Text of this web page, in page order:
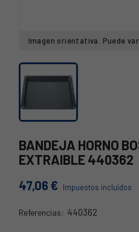
Imagen orientativa. Puede
BANDEJA HORNO
EXTRAIBLE 440362
47,06 € Impuestos incluidos
Referencias: 440362
BSH-440362